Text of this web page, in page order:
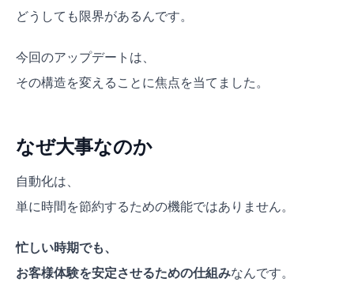
どうしても限界があるんです。
今回のアップデートは、
その構造を変えることに焦点を当てました。
なぜ大事なのか
自動化は、
単に時間を節約するための機能ではありません。
忙しい時期でも、
お客様体験を安定させるための仕組みなんです。